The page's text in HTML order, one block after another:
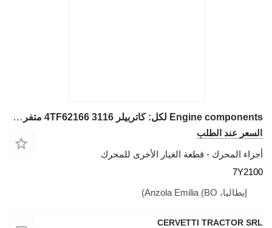
Engine components لكل: كاتربيلر 3116 4TF62166 متفرقات 7Y2100 لـ جرافة ذات عجلات Caterpillar 928G IT28G
السعر عند الطلب
أجزاء المحرك - قطعة الغيار الأخرى للمحرك
7Y2100
إيطاليا، Anzola Emilia (BO)
CERVETTI TRACTOR SRL